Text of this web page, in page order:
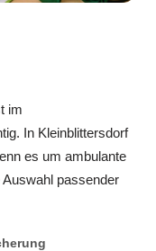
im
In Kleinblittersdorf
es um ambulante
passender